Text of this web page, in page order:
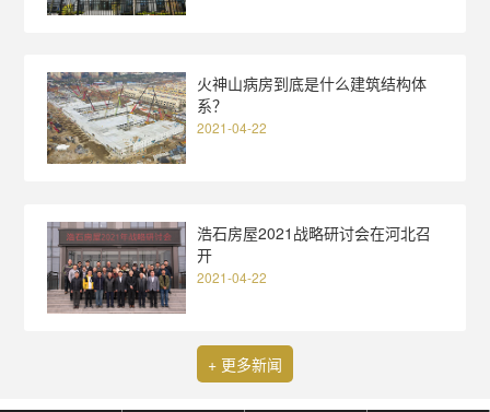
火神山病房到底是什么建筑结构体
系？
2021-04-22
浩石房屋2021战略研讨会在河北召
开
2021-04-22
+ 更多新闻